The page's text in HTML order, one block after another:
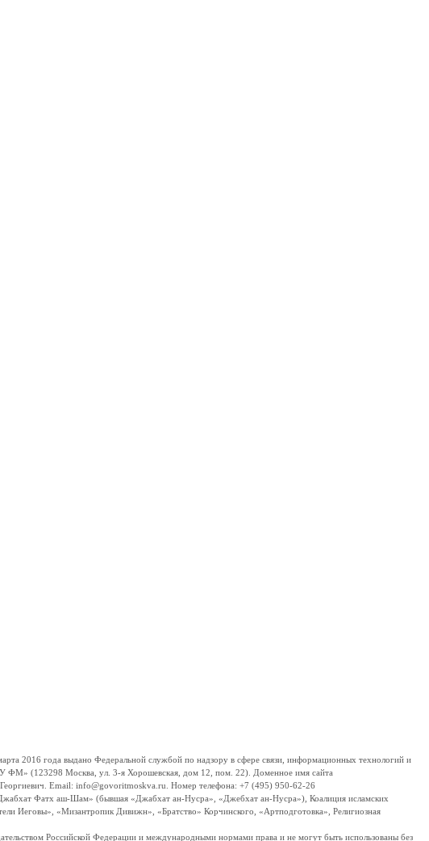
2016 года выдано Федеральной службой по надзору в сфере связи, информационных технологий и
ФМ» (123298 Москва, ул. 3-я Хорошевская, дом 12, пом. 22). Доменное имя сайта
Email: info@govoritmoskva.ru. Номер телефона: +7 (495) 950-62-26
Фатх аш-Шам» (бывшая «Джабхат ан-Нусра», «Джебхат ан-Нусра»), Коалиция исламских
Иеговы», «Мизантропик Дивижн», «Братство» Корчинского, «Артподготовка», Религиозная
Российской Федерации и международными нормами права и не могут быть использованы без